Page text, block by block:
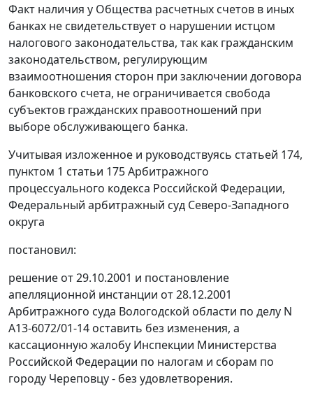
Факт наличия у Общества расчетных счетов в иных
банках не свидетельствует о нарушении истцом
налогового законодательства, так как гражданским
законодательством, регулирующим
взаимоотношения сторон при заключении договора
банковского счета, не ограничивается свобода
субъектов гражданских правоотношений при
выборе обслуживающего банка.
Учитывая изложенное и руководствуясь статьей 174,
пунктом 1 статьи 175Арбитражного
процессуального кодекса Российской Федерации,
Федеральный арбитражный суд Северо-Западного
округа
постановил:
решение от 29.10.2001 и постановление
апелляционной инстанции от 28.12.2001
Арбитражного суда Вологодской области по делу N
А13-6072/01-14 оставить без изменения, а
кассационную жалобу Инспекции Министерства
Российской Федерации по налогам и сборам по
городу Череповцу - без удовлетворения.